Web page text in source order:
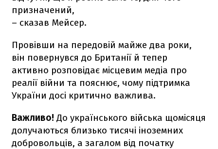
призначений,
– сказав Мейсер.
Провівши на передовій майже два роки,
він повернувся до Британії й тепер
активно розповідає місцевим медіа про
реалії війни та пояснює, чому підтримка
України досі критично важлива.
Важливо! До українського війська щомісяця
долучаються близько тисячі іноземних
добровольців, а загалом від початку